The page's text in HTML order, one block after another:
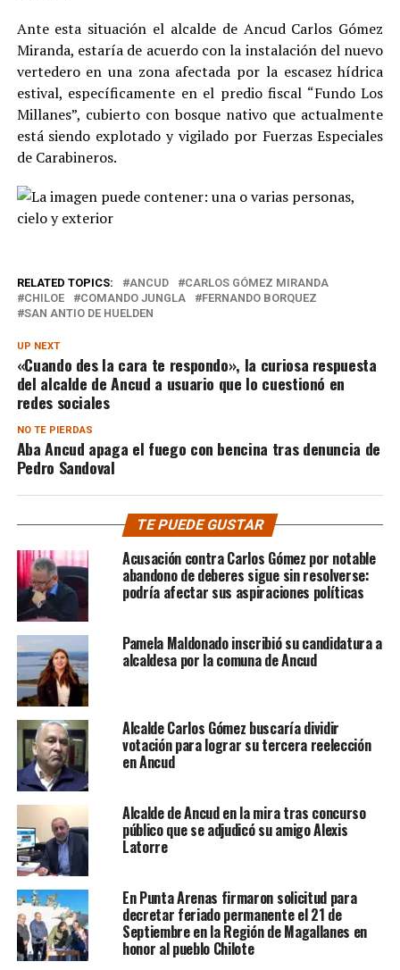
Ante esta situación el alcalde de Ancud Carlos Gómez
Miranda, estaría de acuerdo con la instalación del nuevo
vertedero en una zona afectada por la escasez hídrica
estival, específicamente en el predio fiscal “Fundo Los
Millanes”, cubierto con bosque nativo que actualmente
está siendo explotado y vigilado por Fuerzas Especiales
de Carabineros.
RELATED TOPICS: ANCUD
CARLOS GÓMEZ MIRANDA
CHILOE
COMANDO JUNGLA
FERNANDO BORQUEZ
SAN ANTIO DE HUELDEN
UP NEXT
«Cuando des la cara te respondo», la curiosa respuesta
del alcalde de Ancud a usuario que lo cuestionó en
redes sociales
NO TE PIERDAS
Aba Ancud apaga el fuego con bencina tras denuncia de
Pedro Sandoval
TE PUEDE GUSTAR
Acusación contra Carlos Gómez por notable
abandono de deberes sigue sin resolverse:
podría afectar sus aspiraciones políticas
Pamela Maldonado inscribió su candidatura a
alcaldesa por la comuna de Ancud
Alcalde Carlos Gómez buscaría dividir
votación para lograr su tercera reelección
en Ancud
Alcalde de Ancud en la mira tras concurso
público que se adjudicó su amigo Alexis
Latorre
En Punta Arenas firmaron solicitud para
decretar feriado permanente el 21 de
Septiembre en la Región de Magallanes en
honor al pueblo Chilote